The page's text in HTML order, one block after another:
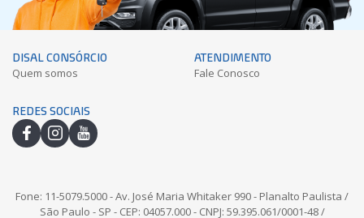
DISAL CONSÓRCIO
Quem somos
ATENDIMENTO
Fale Conosco
REDES SOCIAIS
facebookinstagram
youtube
Fone: 11-5079.5000 - Av. José Maria Whitaker 990 - Planalto Paulista /
São Paulo - SP - CEP: 04057.000 - CNPJ: 59.395.061/0001-48 /